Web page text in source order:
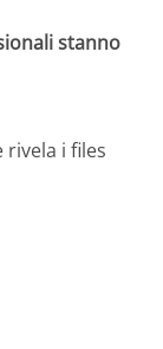
stanno
rivela i files